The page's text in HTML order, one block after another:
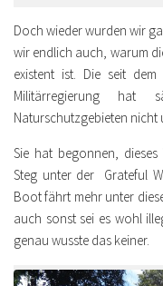
Doch wieder wurden wir
wir endlich auch, warum
existent ist. Die seit
Militärregierung hat
Naturschutzgebieten nicht
Sie hat begonnen,
Steg unter der Grateful
Boot fährt mehr unter
auch sonst sei es wohl
genau wusste das keiner.